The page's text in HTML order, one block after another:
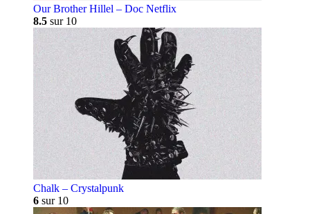
Our Brother Hillel – Doc Netflix
8.5 sur 10
Chalk – Crystalpunk
6 sur 10